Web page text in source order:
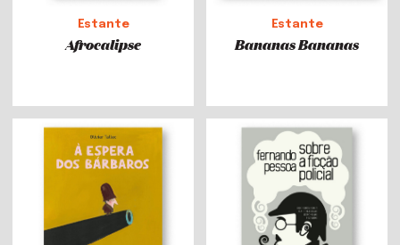
Estante
Afrocalipse
Estante
Bananas Bananas